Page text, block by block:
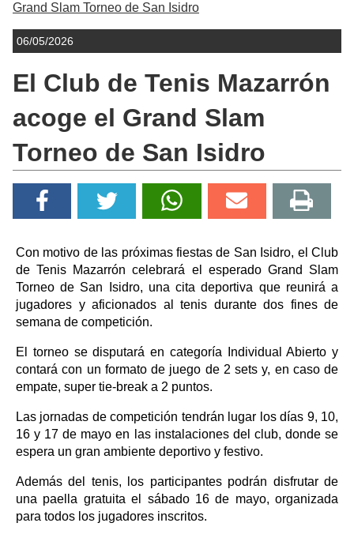
Grand Slam Torneo de San Isidro
06/05/2026
El Club de Tenis Mazarrón
acoge el Grand Slam
Torneo de San Isidro
Con motivo de las próximas fiestas de San Isidro, el Club
de Tenis Mazarrón celebrará el esperado Grand Slam
Torneo de San Isidro, una cita deportiva que reunirá a
jugadores y aficionados al tenis durante dos fines de
semana de competición.
El torneo se disputará en categoría Individual Abierto y
contará con un formato de juego de 2 sets y, en caso de
empate, super tie-break a 2 puntos.
Las jornadas de competición tendrán lugar los días 9, 10,
16 y 17 de mayo en las instalaciones del club, donde se
espera un gran ambiente deportivo y festivo.
Además del tenis, los participantes podrán disfrutar de
una paella gratuita el sábado 16 de mayo, organizada
para todos los jugadores inscritos.